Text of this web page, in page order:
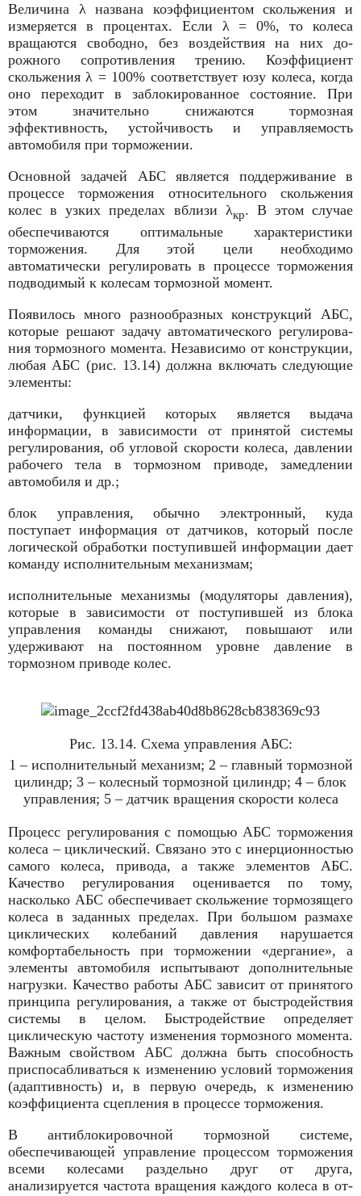
Величина λ названа коэффициентом скольжения и
измеряется в процентах. Если λ = 0%, то колеса
вращаются свободно, без воздействия на них до­
рожного сопротивления трению. Коэффициент
скольжения λ = 100% соответствует юзу колеса, ког­да
оно переходит в заблокированное состояние. При
этом значительно снижаются тормозная
эффективность, устойчивость и управляемость
автомобиля при торможении.
Основной задачей АБС является поддерживание в
процессе торможе­ния относительного скольжения
колес в узких пределах вблизи λкp. В этом случае
обеспечиваются оптимальные характеристики
торможения. Для этой цели необходимо
автоматически регу­лировать в процессе торможения
под­водимый к колесам тормозной мо­мент.
Появилось много разнообразных конструкций АБС,
которые решают задачу автоматического регулирова­
ния тормозного момента. Независимо от конструкции,
любая АБС (рис. 13.14) должна включать следующие
элементы:
датчики, функцией которых являет­ся выдача
информации, в зависимости от принятой системы
регулирования, об угловой скорости колеса, давлении
рабочего тела в тормозном приводе, замедлении
автомобиля и др.;
блок управления, обычно электрон­ный, куда
поступает информация от датчиков, который после
логической обработки поступившей информации дает
команду исполнительным меха­низмам;
исполнительные механизмы (моду­ляторы давления),
которые в зависи­мости от поступившей из блока
управ­ления команды снижают, повышают или
удерживают на постоянном уров­не давление в
тормозном приводе колес.
Рис. 13.14. Схема управления АБС:
1 – исполнительный механизм; 2 – главный тормозной
цилиндр; 3 – колесный тормозной цилиндр; 4 – блок
управления; 5 – датчик вращения скорости колеса
Процесс регулирования с помощью АБС торможения
колеса – цикличес­кий. Связано это с инерционностью
самого колеса, привода, а также эле­ментов АБС.
Качество регулирования оценивается по тому,
насколько АБС обеспечивает скольжение тормозящего
колеса в заданных пределах. При большом размахе
циклических колеба­ний давления нарушается
комфорта­бельность при торможении «дерга­ние», а
элементы автомобиля испыты­вают дополнительные
нагрузки. Качество работы АБС зависит от при­нятого
принципа регулирования, а также от быстродействия
системы в целом. Быстродействие определяет
циклическую частоту изменения тор­мозного момента.
Важным свойством АБС должна быть способность
при­спосабливаться к изменению условий торможения
(адаптивность) и, в пер­вую очередь, к изменению
коэффици­ента сцепления в процессе торможе­ния.
В антиблокировочной тормозной системе,
обеспечивающей управление процессом торможения
всеми колесами раздельно друг от друга,
анализируется частота вращения каждого колеса в от­